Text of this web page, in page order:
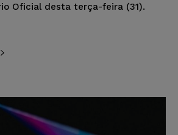
Oficial desta terça-feira (31).